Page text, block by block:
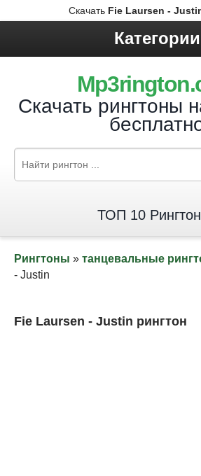
Скачать Fie Lаursen -
Категории
Скачать рингтоны
ТОП 10
Рингтоны » танцевальные
- Justin
Fie Lаursen - Justin рингтон